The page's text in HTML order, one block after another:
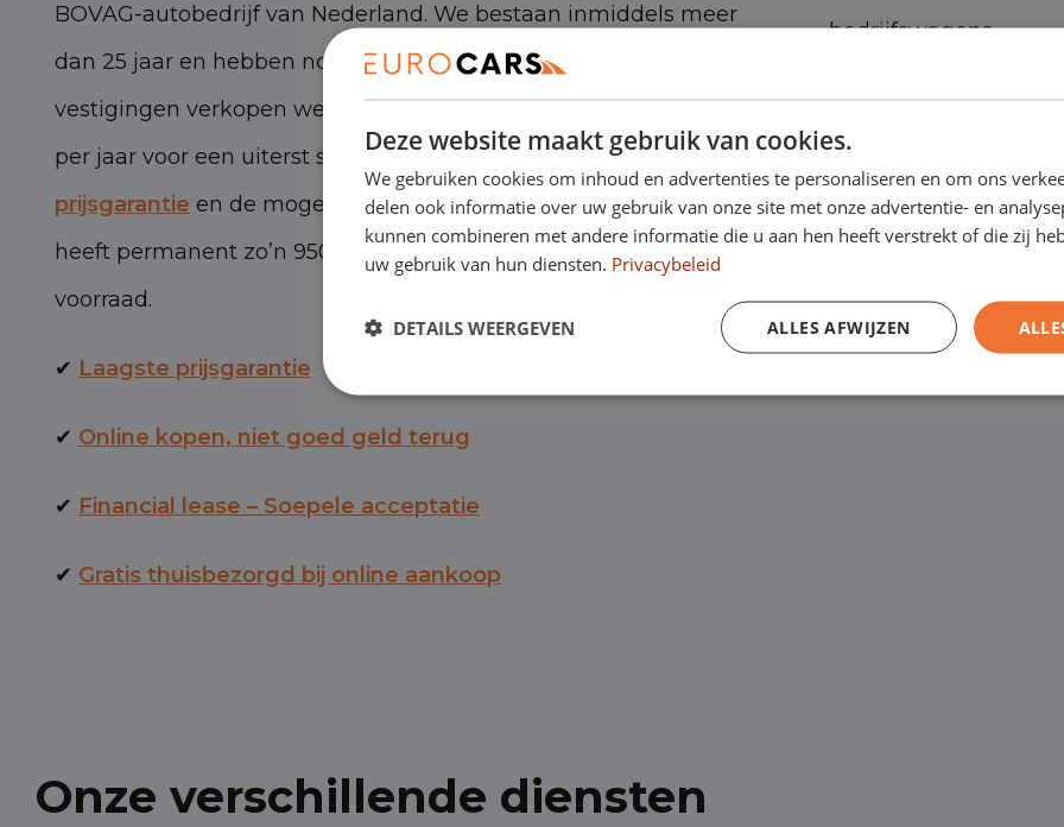
BOVAG-autobedrijf van Nederland. We bestaan inmiddels meer
dan 25 jaar en hebben nog steeds torenhoge ambities. Met onze
vestigingen verkopen we zo’n 3.000 personen- en bedrijfswagens
per jaar voor een uiterst scherpe prijs, met eenlaagste
prijsgarantie en de mogelijkheid van BOVAG-garantie. Eurocars
heeft permanent zo’n 950 personen- en bedrijfswagens op
voorraad.
✔ Laagste prijsgarantie
✔ Online kopen, niet goed geld terug
✔ Financial lease – Soepele acceptatie
✔ Gratis thuisbezorgd bij online aankoop
bedrijfswagens.
Havenstraat 28,
Emopad 29, 5663
Varenschut 7,
Van maandag tot en
zaterdag van 09:00
Onze verschillende diensten
Deze website maakt gebruik van cookies.
We gebruiken cookies om inhoud en advertenties te personaliseren en om ons
delen ook informatie over uw gebruik van onze site met onze advertentie- en
kunnen combineren met andere informatie die u aan hen heeft verstrekt of die zij
uw gebruik van hun diensten. Privacybeleid
ALLES AFWIJZEN
DETAILS WEERGEVEN